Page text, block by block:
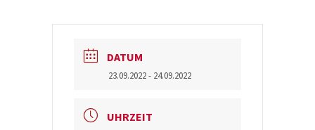
DATUM
23.09.2022- 24.09.2022
UHRZEIT